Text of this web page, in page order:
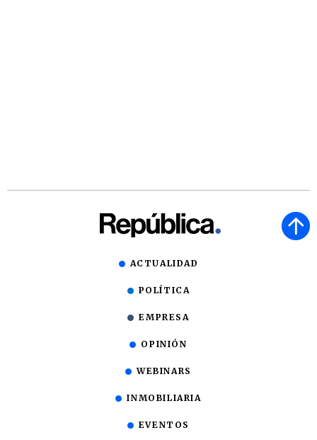
ACTUALIDAD
POLÍTICA
EMPRESA
OPINIÓN
WEBINARS
INMOBILIARIA
EVENTOS